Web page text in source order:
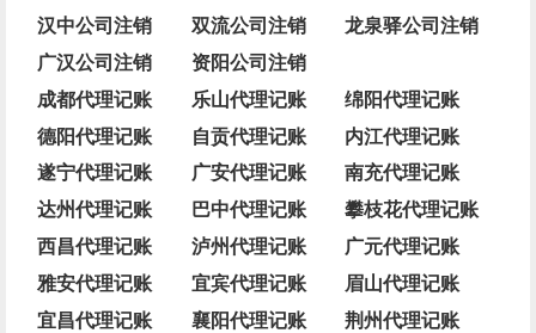
汉中公司注销
双流公司注销
龙泉驿公司注销
广汉公司注销
资阳公司注销
成都代理记账
乐山代理记账
绵阳代理记账
德阳代理记账
自贡代理记账
内江代理记账
遂宁代理记账
广安代理记账
南充代理记账
达州代理记账
巴中代理记账
攀枝花代理记账
西昌代理记账
泸州代理记账
广元代理记账
雅安代理记账
宜宾代理记账
眉山代理记账
宜昌代理记账
襄阳代理记账 荆州代理记账